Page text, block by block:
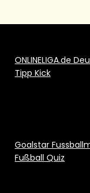
ONLINELIGA.de
Tipp Kick
Goalstar
Fußball Quiz